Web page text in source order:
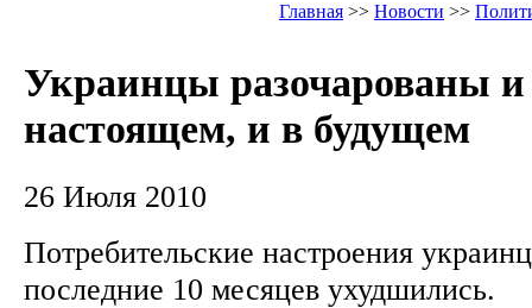
Главная >> Новости >>
Украинцы разочарованы и
настоящем, и в будущем
26 Июля 2010
Потребительские настроения
последние 10 месяцев ухудшились.